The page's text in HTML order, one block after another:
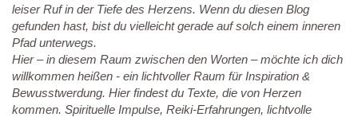
leiser Ruf in der Tiefe des Herzens. Wenn du diesen Blog
gefunden hast, bist du vielleicht gerade auf solch einem inneren
Pfad unterwegs.
Hier – in diesem Raum zwischen den Worten – möchte ich dich
willkommen heißen - ein lichtvoller Raum für Inspiration &
Bewusstwerdung. Hier findest du Texte, die von Herzen
kommen. Spirituelle Impulse, Reiki-Erfahrungen, lichtvolle